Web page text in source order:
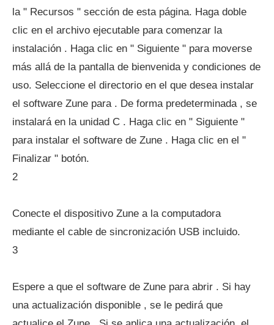
la " Recursos " sección de esta página. Haga doble
clic en el archivo ejecutable para comenzar la
instalación . Haga clic en " Siguiente " para moverse
más allá de la pantalla de bienvenida y condiciones de
uso. Seleccione el directorio en el que desea instalar
el software Zune para . De forma predeterminada , se
instalará en la unidad C . Haga clic en " Siguiente "
para instalar el software de Zune . Haga clic en el "
Finalizar " botón.
2
Conecte el dispositivo Zune a la computadora
mediante el cable de sincronización USB incluido.
3
Espere a que el software de Zune para abrir . Si hay
una actualización disponible , se le pedirá que